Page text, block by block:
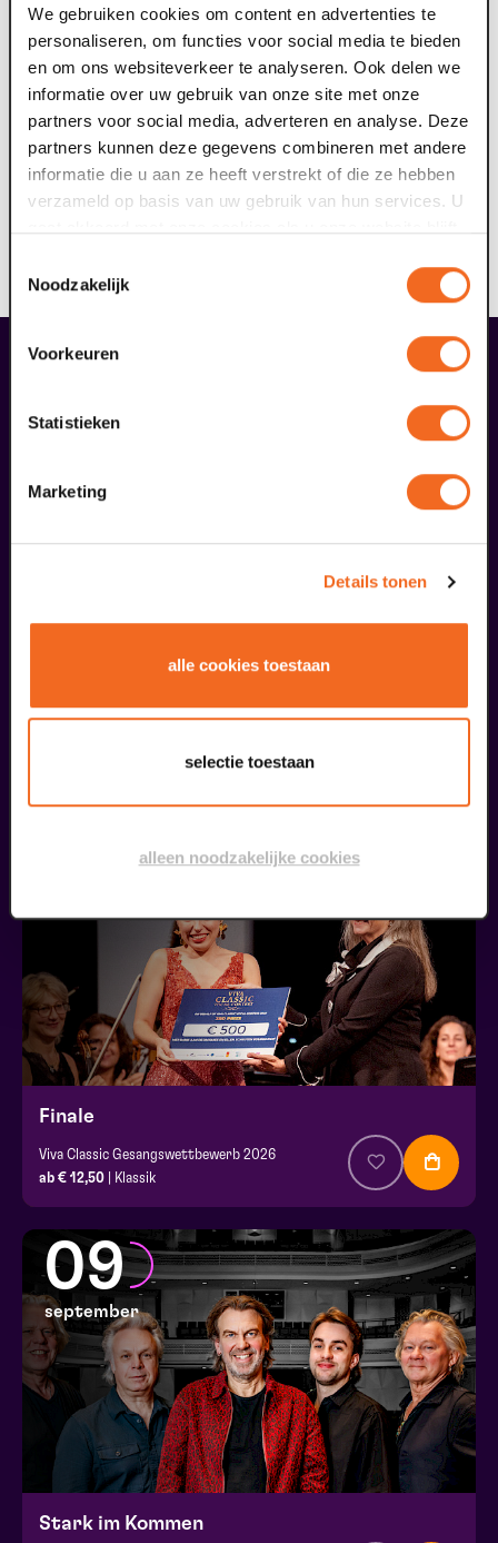
We gebruiken cookies om content en advertenties te
personaliseren, om functies voor social media te bieden
en om ons websiteverkeer te analyseren. Ook delen we
informatie over uw gebruik van onze site met onze
partners voor social media, adverteren en analyse. Deze
partners kunnen deze gegevens combineren met andere
informatie die u aan ze heeft verstrekt of die ze hebben
verzameld op basis van uw gebruik van hun services. U
Noodzakelijk
Voorkeuren
Statistieken
Marketing
Details tonen
alle cookies toestaan
selectie toestaan
alleen noodzakelijke cookies
van Arnhem (Galileo), Luuk Haaze (Khashoggi), Diederik
Rep (Buddy) und Naima Bayo (Oz).
Regie: Paul van Ewijk
Produzent: Albert Verlinde i.c.w. Huub van de Heuvel,
Jaco Kaasschieter und Bram Verhaak
Alle Lieder in dieser Show werden auf Englisch
gesungen.
außer Frühbucherrabatte bis zum 1. September.
fans dieser Show haben auch
29
augustus
Öffentliche Meisterklasse
Finale
Viva Classic Gesangswettbewerb 2026
ab € 12,50 | Klassik
09
september
Stark im Kommen